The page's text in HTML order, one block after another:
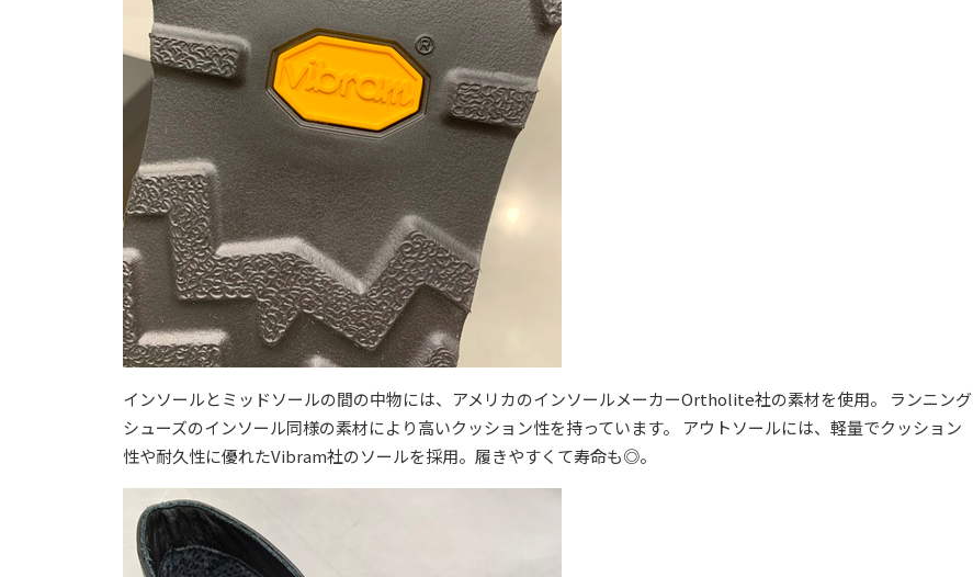
インソールとミッドソールの間の中物には、アメリカのインソールメーカーOrtholite社の素材を使用。 ランニング
シューズのインソール同様の素材により高いクッション性を持っています。 アウトソールには、軽量でクッション
性や耐久性に優れたVibram社のソールを採用。履きやすくて寿命も◎。